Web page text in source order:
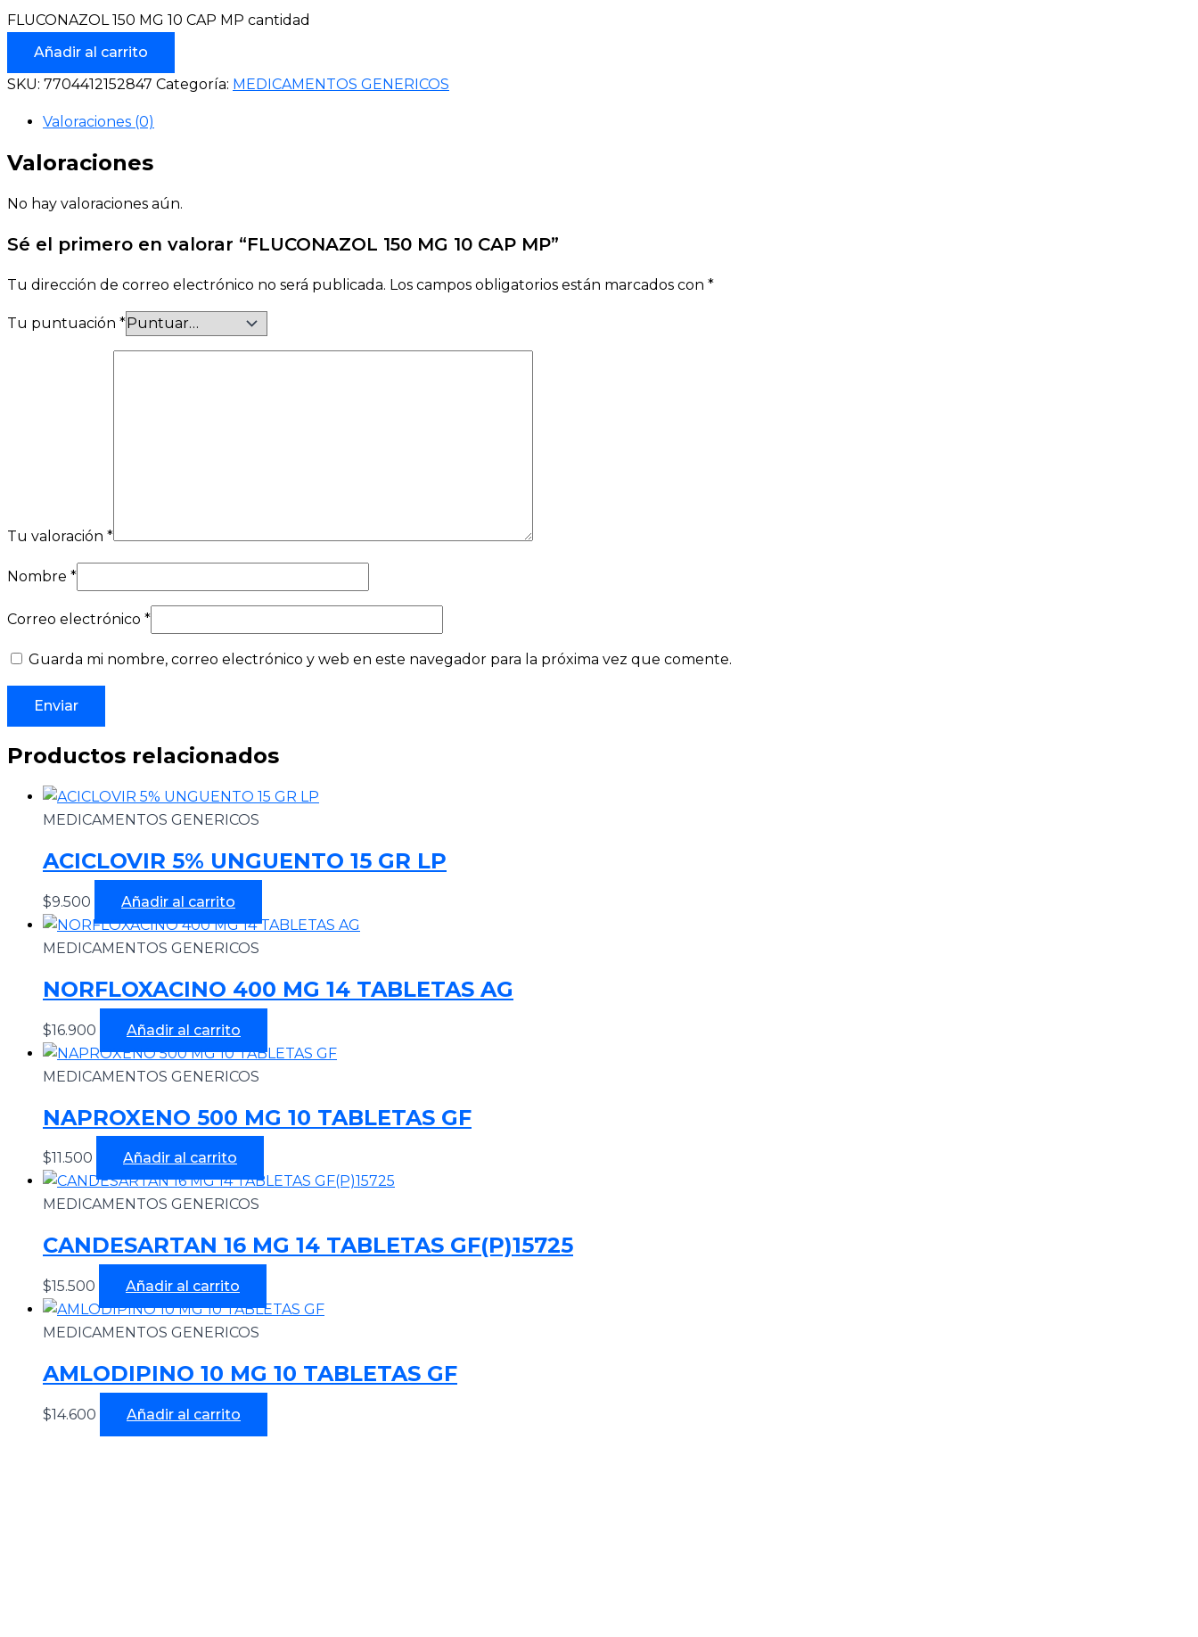
FLUCONAZOL 150 MG 10 CAP MP cantidad
Añadir al carrito
SKU: 7704412152847 Categoría: MEDICAMENTOS GENERICOS
Valoraciones (0)
Valoraciones
No hay valoraciones aún.
Sé el primero en valorar “FLUCONAZOL 150 MG 10 CAP MP”
Tu dirección de correo electrónico no será publicada. Los campos obligatorios están marcados con *
Tu puntuación *
Tu valoración *
Nombre *
Correo electrónico *
Guarda mi nombre, correo electrónico y web en este navegador para la próxima vez que comente.
Productos relacionados
MEDICAMENTOS GENERICOS
ACICLOVIR 5% UNGUENTO 15 GR LP
$9.500 Añadir al carrito
MEDICAMENTOS GENERICOS
NORFLOXACINO 400 MG 14 TABLETAS AG
$16.900 Añadir al carrito
MEDICAMENTOS GENERICOS
NAPROXENO 500 MG 10 TABLETAS GF
$11.500 Añadir al carrito
MEDICAMENTOS GENERICOS
CANDESARTAN 16 MG 14 TABLETAS GF(P)15725
$15.500 Añadir al carrito
MEDICAMENTOS GENERICOS
AMLODIPINO 10 MG 10 TABLETAS GF
$14.600 Añadir al carrito